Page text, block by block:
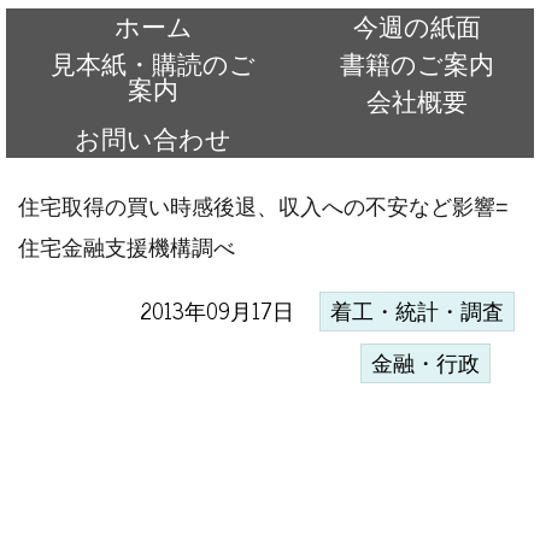
ホーム
今週の紙面
見本紙・購読のご
案内
書籍のご案内
会社概要
お問い合わせ
住宅取得の買い時感後退、収入への不安など影響=
住宅金融支援機構調べ
2013年09月17日 着工・統計・調査
金融・行政